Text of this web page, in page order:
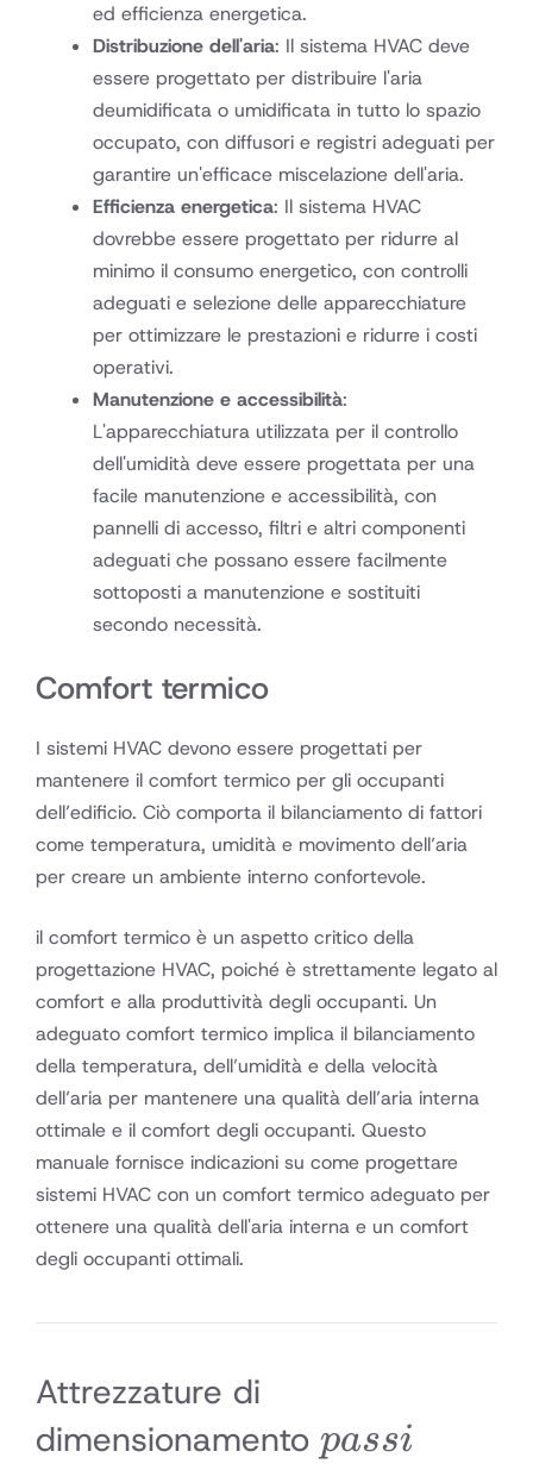
ed efficienza energetica.
Distribuzione dell'aria: Il sistema HVAC deve
essere progettato per distribuire l'aria
deumidificata o umidificata in tutto lo spazio
occupato, con diffusori e registri adeguati per
garantire un'efficace miscelazione dell'aria.
Efficienza energetica: Il sistema HVAC
dovrebbe essere progettato per ridurre al
minimo il consumo energetico, con controlli
adeguati e selezione delle apparecchiature
per ottimizzare le prestazioni e ridurre i costi
operativi.
Manutenzione e accessibilità:
L'apparecchiatura utilizzata per il controllo
dell'umidità deve essere progettata per una
facile manutenzione e accessibilità, con
pannelli di accesso, filtri e altri componenti
adeguati che possano essere facilmente
sottoposti a manutenzione e sostituiti
secondo necessità.
Comfort termico
I sistemi HVAC devono essere progettati per
mantenere il comfort termico per gli occupanti
dell’edificio. Ciò comporta il bilanciamento di fattori
come temperatura, umidità e movimento dell’aria
per creare un ambiente interno confortevole.
il comfort termico è un aspetto critico della
progettazione HVAC, poiché è strettamente legato al
comfort e alla produttività degli occupanti. Un
adeguato comfort termico implica il bilanciamento
della temperatura, dell’umidità e della velocità
dell’aria per mantenere una qualità dell’aria interna
ottimale e il comfort degli occupanti. Questo
manuale fornisce indicazioni su come progettare
sistemi HVAC con un comfort termico adeguato per
ottenere una qualità dell'aria interna e un comfort
degli occupanti ottimali.
Attrezzature di
dimensionamento passi
passi